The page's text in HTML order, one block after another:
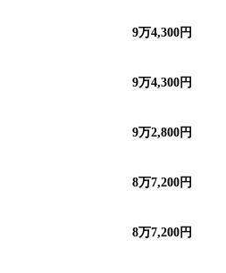
9万4,300円
9万4,300円
9万2,800円
8万7,200円
8万7,200円